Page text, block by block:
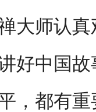
大师认
好中国
，都有